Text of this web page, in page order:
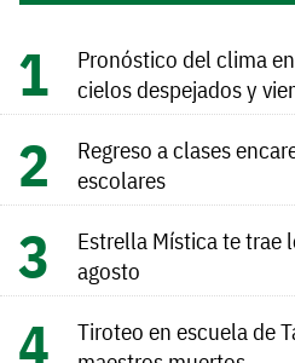
Pronóstico del clima
cielos despejados y
Regreso a clases
escolares
Estrella Mística te trae
agosto
Tiroteo en escuela de